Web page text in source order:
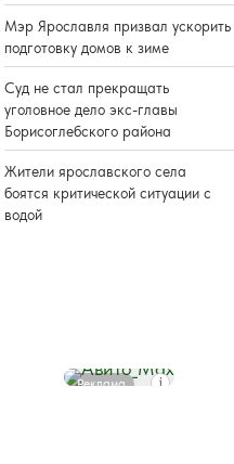
Мэр Ярославля призвал ускорить
подготовку домов к зиме
Суд не стал прекращать
уголовное дело экс-главы
Борисоглебского района
Жители ярославского села
боятся критической ситуации с
водой
Реклама